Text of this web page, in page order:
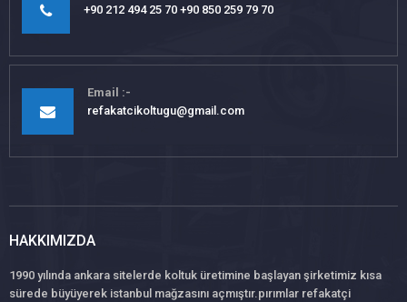
+90 212 494 25 70 +90 850 259 79 70
Email
refakatcikoltugu@gmail.com
HAKKIMIZDA
1990 yılında ankara sitelerde koltuk üretimine başlayan şirketimiz kısa
sürede büyüyerek istanbul mağzasını açmıştır.pırımlar refakatçi